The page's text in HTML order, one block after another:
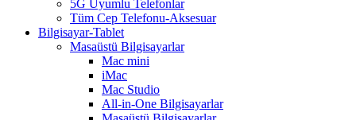
5G Uyumlu Telefonlar
Tüm Cep Telefonu-Aksesuar
Bilgisayar-Tablet
Masaüstü Bilgisayarlar
Mac mini
iMac
Mac Studio
All-in-One Bilgisayarlar